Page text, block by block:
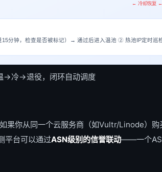
← 冷却恢复
分钟，检查是否被标记）→ 通过后进入温池 ② 热池IP定时
→冷→退役，闭环自动调度
果你从同一个云服务商（如Vultr/Linode）购
平台可以通过ASN级别的信誉联动——一个